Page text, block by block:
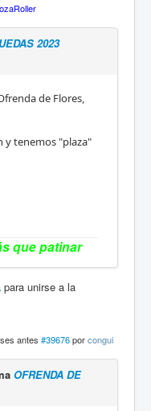
2023
de Flores,
y tenemos "plaza"
que patinar
para unirse a la
antes #39676 porcongui
OFRENDA DE